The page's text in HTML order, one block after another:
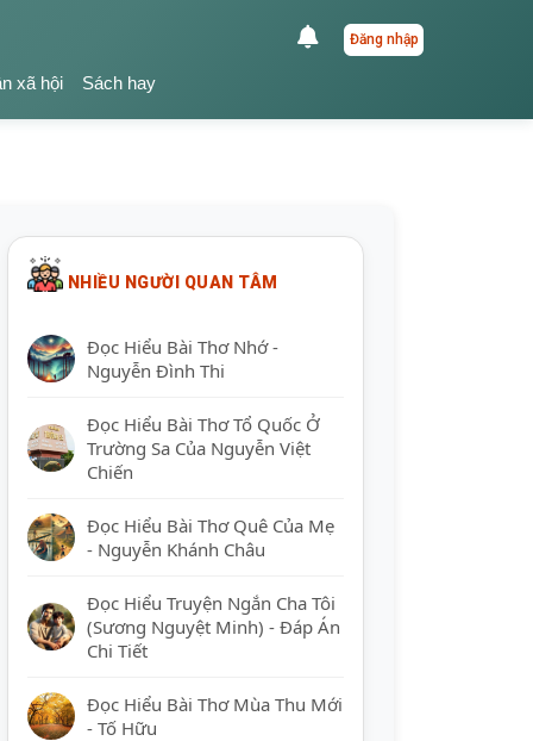
Đăng nhập
xã hội Sách hay
NHIỀU NGƯỜI QUAN TÂM
Đọc Hiểu Bài Thơ Nhớ -
Nguyễn Đình Thi
Đọc Hiểu Bài Thơ Tổ Quốc Ở
Trường Sa Của Nguyễn Việt
Chiến
Đọc Hiểu Bài Thơ Quê Của Mẹ
- Nguyễn Khánh Châu
Đọc Hiểu Truyện Ngắn Cha Tôi
(Sương Nguyệt Minh) - Đáp Án
Chi Tiết
Đọc Hiểu Bài Thơ Mùa Thu Mới
- Tố Hữu